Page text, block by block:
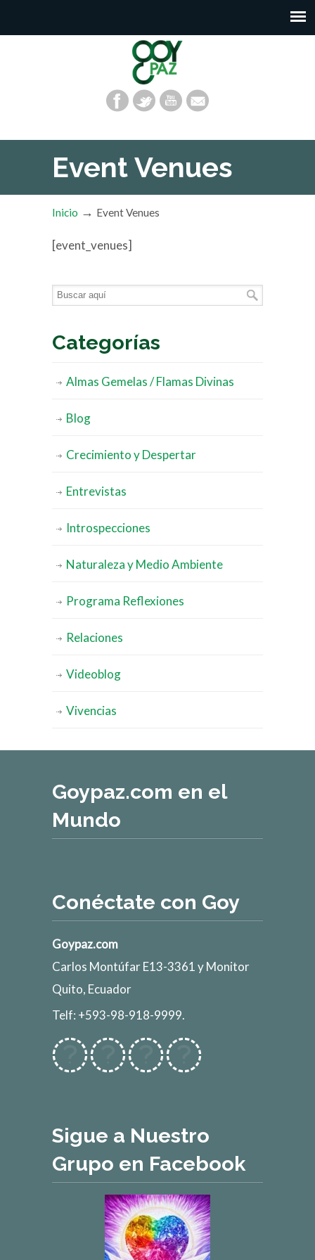
Event Venues
Inicio → Event Venues
[event_venues]
Categorías
Almas Gemelas / Flamas Divinas
Blog
Crecimiento y Despertar
Entrevistas
Introspecciones
Naturaleza y Medio Ambiente
Programa Reflexiones
Relaciones
Videoblog
Vivencias
Goypaz.com en el
Mundo
Conéctate con Goy
Goypaz.com
Carlos Montúfar E13-3361 y Monitor
Quito, Ecuador
Telf: +593-98-918-9999.
Sigue a Nuestro
Grupo en Facebook